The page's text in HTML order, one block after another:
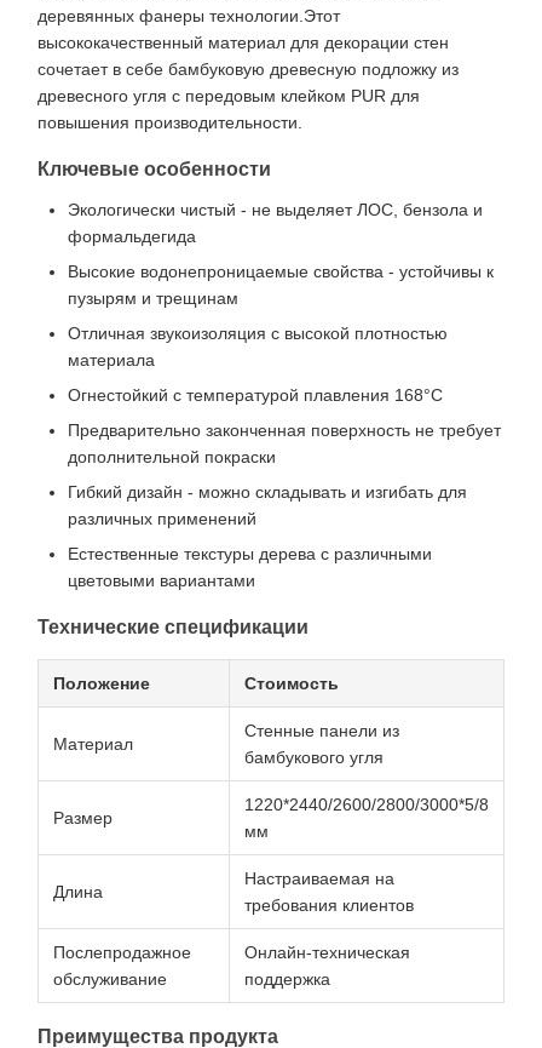
деревянных фанеры технологии.Этот
высококачественный материал для декорации стен
сочетает в себе бамбуковую древесную подложку из
древесного угля с передовым клейком PUR для
повышения производительности.
Ключевые особенности
Экологически чистый - не выделяет ЛОС, бензола и
формальдегида
Высокие водонепроницаемые свойства - устойчивы к
пузырям и трещинам
Отличная звукоизоляция с высокой плотностью
материала
Огнестойкий с температурой плавления 168°C
Предварительно законченная поверхность не требует
дополнительной покраски
Гибкий дизайн - можно складывать и изгибать для
различных применений
Естественные текстуры дерева с различными
цветовыми вариантами
Технические спецификации
Положение Стоимость
Материал
Стенные панели из
бамбукового угля
Размер
1220*2440/2600/2800/3000*5/8
мм
Длина
Настраиваемая на
требования клиентов
Послепродажное
обслуживание
Онлайн-техническая
поддержка
Преимущества продукта